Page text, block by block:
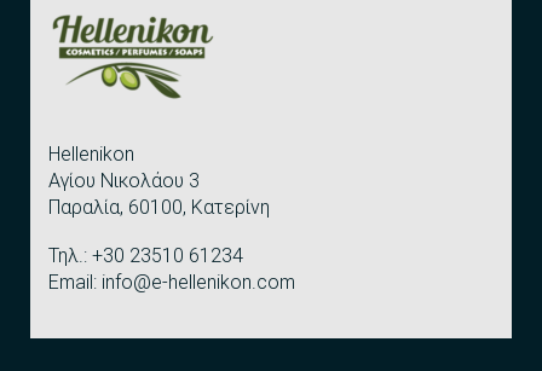
Hellenikon
Αγίου Νικολάου 3
Παραλία, 60100, Κατερίνη
Τηλ.: +30 23510 61234
Email: info@e-hellenikon.com